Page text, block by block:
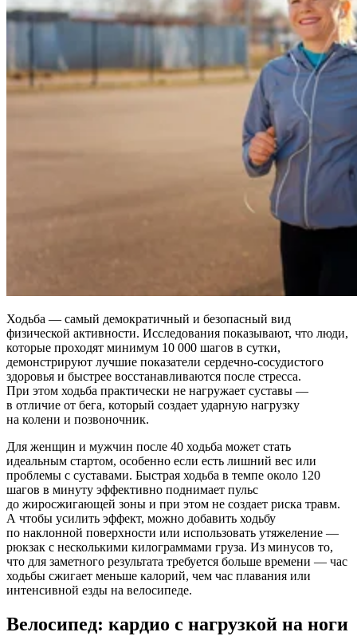
Ходьба — самый демократичный и безопасный вид
физической активности. Исследования показывают, что люди,
которые проходят минимум 10 000 шагов в сутки,
демонстрируют лучшие показатели сердечно-сосудистого
здоровья и быстрее восстанавливаются после стресса.
При этом ходьба практически не нагружает суставы —
в отличие от бега, который создает ударную нагрузку
на колени и позвоночник.
Для женщин и мужчин после 40 ходьба может стать
идеальным стартом, особенно если есть лишний вес или
проблемы с суставами. Быстрая ходьба в темпе около 120
шагов в минуту эффективно поднимает пульс
до жиросжигающей зоны и при этом не создает риска травм.
А чтобы усилить эффект, можно добавить ходьбу
по наклонной поверхности или использовать утяжеление —
рюкзак с несколькими килограммами груза. Из минусов то,
что для заметного результата требуется больше времени — час
ходьбы сжигает меньше калорий, чем час плавания или
интенсивной езды на велосипеде.
Велосипед: кардио с нагрузкой на ноги